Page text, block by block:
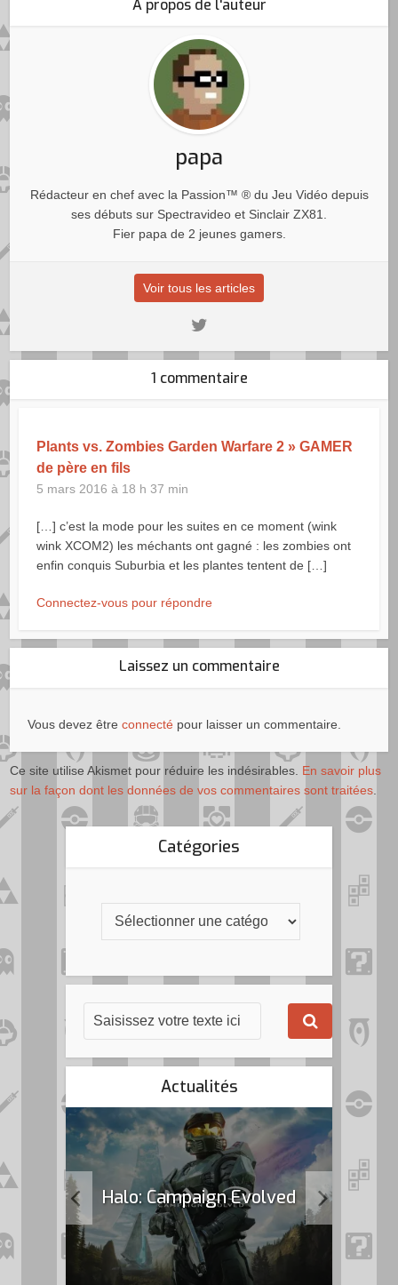
A propos de l'auteur
papa
Rédacteur en chef avec la Passion™ ® du Jeu Vidéo depuis
ses débuts sur Spectravideo et Sinclair ZX81.
Fier papa de 2 jeunes gamers.
Voir tous les articles
1 commentaire
Plants vs. Zombies Garden Warfare 2 » GAMER
de père en fils
5 mars 2016 à 18 h 37 min
[…] c’est la mode pour les suites en ce moment (wink
wink XCOM2) les méchants ont gagné : les zombies ont
enfin conquis Suburbia et les plantes tentent de […]
Connectez-vous pour répondre
Laissez un commentaire
Vous devez êtreconnecté pour laisser un commentaire.
Ce site utilise Akismet pour réduire les indésirables. En savoir plus
sur la façon dont les données de vos commentaires sont traitées
Catégories
Actualités
Halo: Campaign Evolved